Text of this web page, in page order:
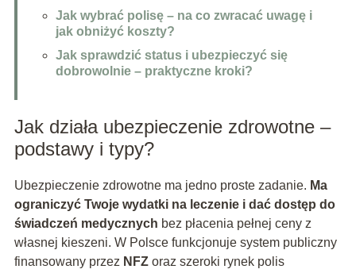
Jak wybrać polisę – na co zwracać uwagę i
jak obniżyć koszty?
Jak sprawdzić status i ubezpieczyć się
dobrowolnie – praktyczne kroki?
Jak działa ubezpieczenie zdrowotne –
podstawy i typy?
Ubezpieczenie zdrowotne ma jedno proste zadanie. Ma
ograniczyć Twoje wydatki na leczenie i dać dostęp do
świadczeń medycznych bez płacenia pełnej ceny z
własnej kieszeni. W Polsce funkcjonuje system publiczny
finansowany przez NFZoraz szeroki rynek polis